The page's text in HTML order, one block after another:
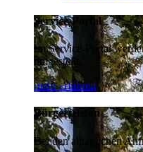
Service-Portal
Im Service-Portal
umgestellt.
mehr erfahren
Bürgertelefon
Bei den alltäglichen